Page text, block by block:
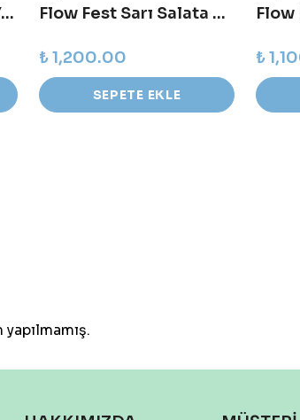
Wonder Wheel Mavi Yemek Tabağı Flow Fest Sarı Salata Kasesi
₺ 1,200.00
SEPETE EKLE
₺